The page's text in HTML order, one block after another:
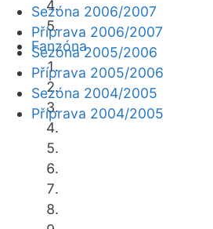
Fanzóna
Sezóna 2006/2007
Příprava 2006/2007
Sezóna 2005/2006
Příprava 2005/2006
Sezóna 2004/2005
Příprava 2004/2005